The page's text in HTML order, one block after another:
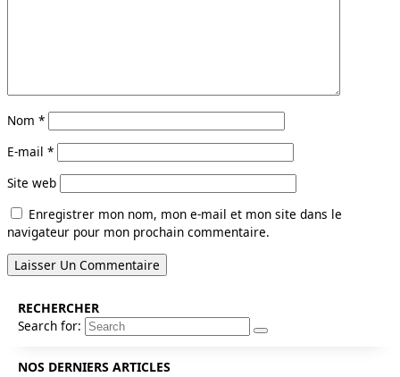
Nom *
E-mail *
Site web
Enregistrer mon nom, mon e-mail et mon site dans le
navigateur pour mon prochain commentaire.
RECHERCHER
Search for:
NOS DERNIERS ARTICLES